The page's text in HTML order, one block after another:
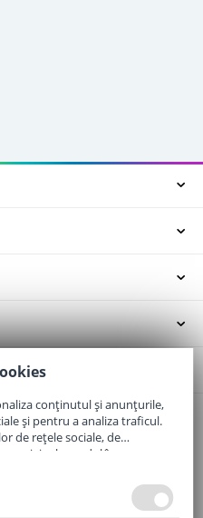
Jud. Bihor
conținutul și anunțurile,
și pentru a analiza traficul.
de rețele sociale, de
privire la modul în care
combina cu alte informații